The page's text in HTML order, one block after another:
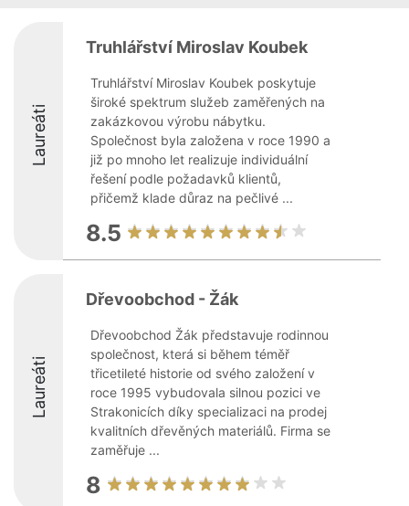
Laureáti
Truhlářství Miroslav Koubek
Truhlářství Miroslav Koubek poskytuje
široké spektrum služeb zaměřených na
zakázkovou výrobu nábytku.
Společnost byla založena v roce 1990 a
již po mnoho let realizuje individuální
řešení podle požadavků klientů,
přičemž klade důraz na pečlivé ...
8.5
Laureáti
Dřevoobchod - Žák
Dřevoobchod Žák představuje rodinnou
společnost, která si během téměř
třicetileté historie od svého založení v
roce 1995 vybudovala silnou pozici ve
Strakonicích díky specializaci na prodej
kvalitních dřevěných materiálů. Firma se
zaměřuje ...
8